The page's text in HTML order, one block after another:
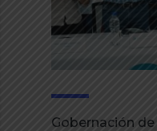
Gobernación